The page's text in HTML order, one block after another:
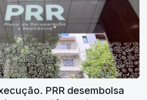
PRR desembolsa